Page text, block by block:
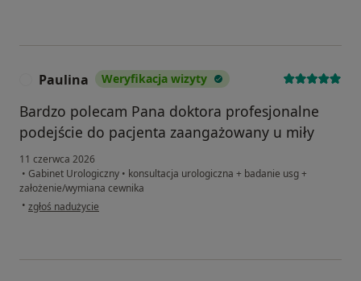
Paulina Weryfikacja wizyty
Bardzo polecam Pana doktora profesjonalne
podejście do pacjenta zaangażowany u miły
11 czerwca 2026
• Gabinet Urologiczny • konsultacja urologiczna + badanie usg +
założenie/wymiana cewnika
• w opinii użytkownika Paulina
zgłoś nadużycie